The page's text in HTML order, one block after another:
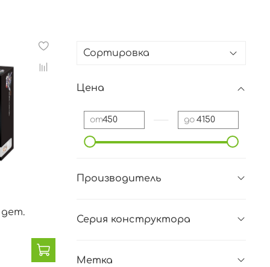
дет.
Цена
от до
Производитель
Серия конструктора
Метка